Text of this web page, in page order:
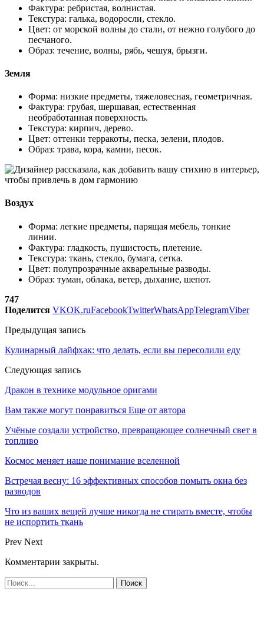
Фактура: ребристая, волнистая.
Текстура: галька, водоросли, стекло.
Цвет: от морской волны до стали, от нежно голубого до
песчаного.
Образ: течение, волны, рябь, чешуя, брызги.
Земля
Форма: низкие предметы, тяжеловесная, геометричная.
Фактура: грубая, шершавая, естественная
необработанная поверхность.
Текстура: кирпич, дерево.
Цвет: оттенки терракоты, песка, зелени, плодов.
Образ: трава, кора, камни, песок.
Воздух
Форма: легкие предметы, парящая мебель, тонкие
линии.
Фактура: гладкость, пушистость, плетение.
Текстура: ткань, стекло, бумага, сетка.
Цвет: полупрозрачные акварельные разводы.
Образ: туман, облака, ветер, дыхание, шепот.
747
Поделится VKOK.ruFacebookTwitterWhatsAppTelegramViber
Предыдущая запись
Кулинарный лайфхак: что делать, если вы пересолили еду
Следующая запись
Дракон в технике модульное оригами
Вам также могут понравиться Еще от автора
Учёные создали устройство, превращающее солнечный свет в
топливо
Космос меняет наше понимание вселенной
Встречая весну: 16 эффективных способов помыть окна без
разводов
Что из ваших вещей лучше никогда не стирать вместе, чтобы
не испортить ткань
Prev Next
Комментарии закрыты.